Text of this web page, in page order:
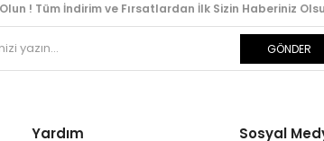
! Tüm İndirim ve Fırsatlardan İlk Sizin Haberiniz
GÖNDER
Yardım Sosyal